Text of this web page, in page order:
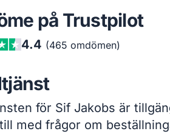
på Trustpilot
4.4 (465 omdömen)
för Sif Jakobs är
med frågor om